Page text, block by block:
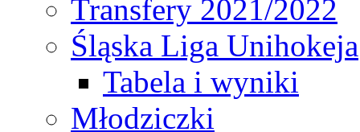
Transfery 2021/2022
Śląska Liga Unihokeja
Tabela i wyniki
Młodziczki